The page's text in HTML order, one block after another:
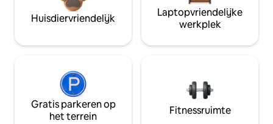
Huisdiervriendelijk
Laptopvriendelijke
werkplek
Gratis parkeren op
het terrein
Fitnessruimte